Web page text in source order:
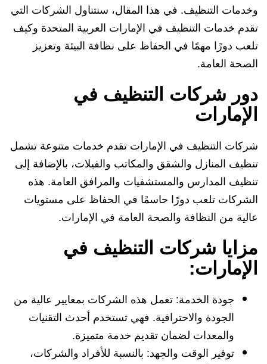
وخدمات التنظيف. في هذا المقال، سنتناول الشركات التي
تقدم خدمات التنظيف في الإمارات العربية المتحدة وكيف
تلعب دورًا مهمًا في الحفاظ على نظافة البيئة وتعزيز
الصحة العامة.
دور شركات التنظيف في
الإمارات
شركات التنظيف في الإمارات تقدم خدمات متنوعة تشمل
تنظيف المنازل والشقق والمكاتب والفيلات، بالإضافة إلى
تنظيف المدارس والمستشفيات والمرافق العامة. هذه
الشركات تلعب دورًا حاسمًا في الحفاظ على مستويات
عالية من النظافة والصحة العامة في الإمارات.
مزايا شركات التنظيف في
الإمارات:
جودة الخدمة: تعمل هذه الشركات بمعايير عالية من
الجودة والاحترافية. فهي تستخدم أحدث التقنيات
والمعدات لضمان تقديم خدمة متميزة.
توفير الوقت والجهد: بالنسبة للأفراد والشركات،